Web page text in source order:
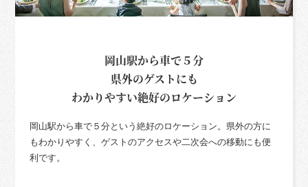
岡山駅から車で５分
県外のゲストにも
わかりやすい絶好のロケーション
岡山駅から車で５分という絶好のロケーション。県外の方に
もわかりやすく、ゲストのアクセスや二次会への移動にも便
利です。